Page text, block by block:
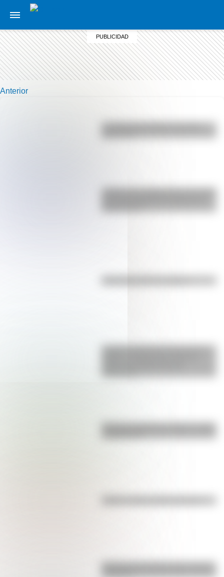
Anterior
¿Sabías que Argentina tuvo la torre
La gran hazaña del Cruce de los
continente
Bandera de Bolivia: historia, origen
Bandera de Ecuador para colorear